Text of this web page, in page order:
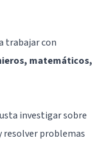
trabajar con
matemáticos,
investigar sobre
resolver problemas